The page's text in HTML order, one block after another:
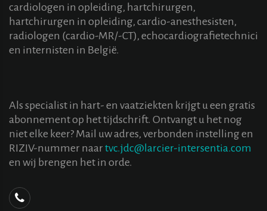
cardiologen in opleiding, hartchirurgen,
hartchirurgen in opleiding, cardio-anesthesisten,
radiologen (cardio-MR/-CT), echocardiografietechnici
en internisten in België.
Als specialist in hart- en vaatziekten krijgt u een gratis
abonnement op het tijdschrift. Ontvangt u het nog
niet elke keer? Mail uw adres, verbonden instelling en
RIZIV-nummer naar tvc.jdc@larcier-intersentia.com
en wij brengen het in orde.